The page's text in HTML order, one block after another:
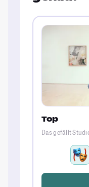
Top
Das gefällt